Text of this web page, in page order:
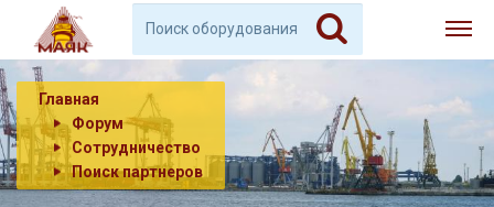
Главная
Форум
Сотрудничество
Поиск партнеров